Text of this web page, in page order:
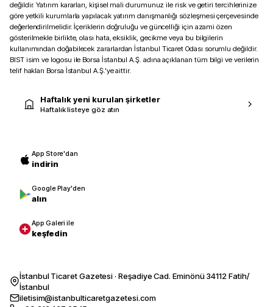
değildir. Yatırım kararları, kişisel mali durumunuz ile risk ve getiri tercihlerinize
göre yetkili kurumlarla yapılacak yatırım danışmanlığı sözleşmesi çerçevesinde
değerlendirilmelidir. İçeriklerin doğruluğu ve güncelliği için azami özen
gösterilmekle birlikte, olası hata, eksiklik, gecikme veya bu bilgilerin
kullanımından doğabilecek zararlardan İstanbul Ticaret Odası sorumlu değildir.
BIST isim ve logosu ile Borsa İstanbul A.Ş. adına açıklanan tüm bilgi ve verilerin
telif hakları Borsa İstanbul A.Ş.’ye aittir.
Haftalık yeni kurulan şirketler
Haftalık listeye göz atın
App Store'dan
indirin
Google Play'den
alın
App Galeri ile
keşfedin
İstanbul Ticaret Gazetesi · Reşadiye Cad. Eminönü 34112 Fatih/
İstanbul
iletisim@istanbulticaretgazetesi.com